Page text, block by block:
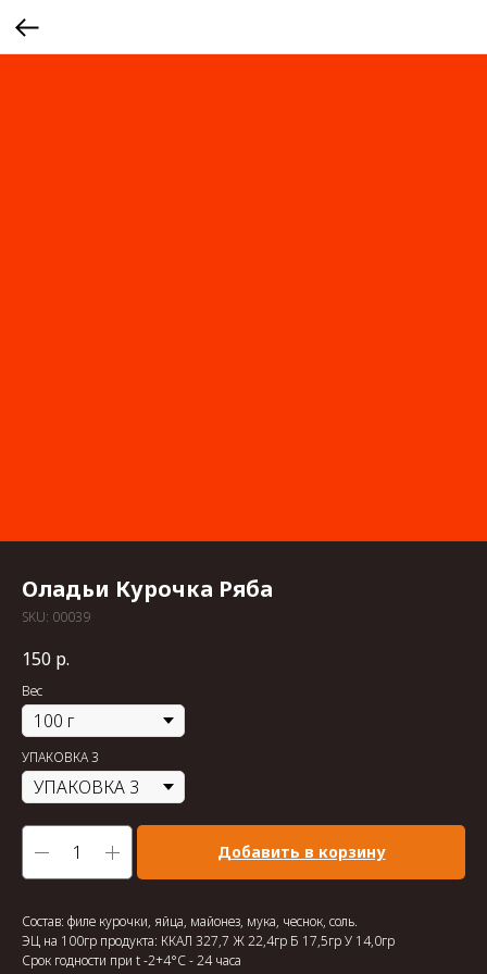
Оладьи Курочка Ряба
SKU: 00039
150 р.
Вес
УПАКОВКА 3
Добавить в корзину
Состав: филе курочки, яйца, майонез, мука, чеснок, соль.
ЭЦ на 100гр продукта: ККАЛ 327,7 Ж 22,4гр Б 17,5гр У 14,0гр
Срок годности при t -2+4°С - 24 часа